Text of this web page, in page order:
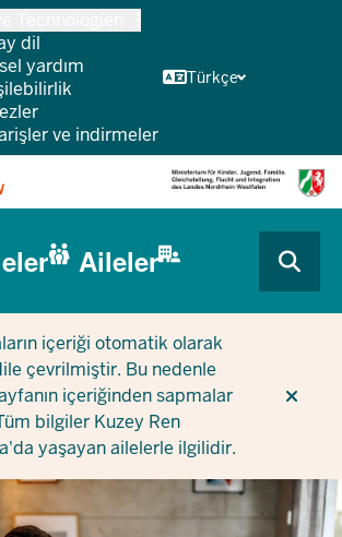
dil
yardım
ve indirmeler
Türkçe
AILELER IÇIN
ŞIRKETLER/BELEDIYELER IÇIN
Aileler
içeriği otomatik olarak
çevrilmiştir. Bu nedenle
içeriğinden sapmalar
bilgiler Kuzey Ren
yaşayan ailelerle ilgilidir.